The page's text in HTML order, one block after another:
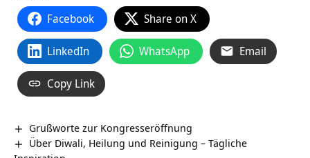
Facebook Share on X
LinkedIn WhatsApp Email
Copy Link
Grußworte zur Kongresseröffnung
Über Diwali, Heilung und Reinigung – Tägliche